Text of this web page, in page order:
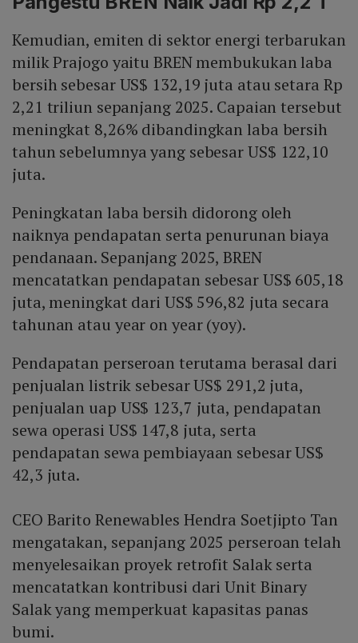
Kemudian, emiten di sektor energi terbarukan
milik Prajogo yaitu BREN membukukan laba
bersih sebesar US$ 132,19 juta atau setara Rp
2,21 triliun sepanjang 2025. Capaian tersebut
meningkat 8,26% dibandingkan laba bersih
tahun sebelumnya yang sebesar US$ 122,10
juta.
Peningkatan laba bersih didorong oleh
naiknya pendapatan serta penurunan biaya
pendanaan. Sepanjang 2025, BREN
mencatatkan pendapatan sebesar US$ 605,18
juta, meningkat dari US$ 596,82 juta secara
tahunan atau year on year (yoy).
Pendapatan perseroan terutama berasal dari
penjualan listrik sebesar US$ 291,2 juta,
penjualan uap US$ 123,7 juta, pendapatan
sewa operasi US$ 147,8 juta, serta
pendapatan sewa pembiayaan sebesar US$
42,3 juta.
CEO Barito Renewables Hendra Soetjipto Tan
mengatakan, sepanjang 2025 perseroan telah
menyelesaikan proyek retrofit Salak serta
mencatatkan kontribusi dari Unit Binary
Salak yang memperkuat kapasitas panas
bumi.